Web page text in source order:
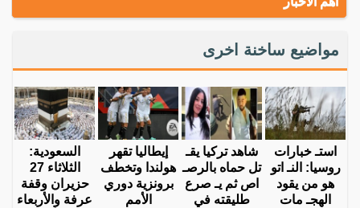
مواضيع ساخنة اخرى
استـ خبارات
روسيا: النـ اتو
هو من يقود
الهجـ مات
شاهد تركيا يقـ
تل حماه بالرصـ
اص ثم يـ صرع
طليقته في
إيطاليا تقهر
هولندا وتخطف
برونزية دوري
الأمم
السعودية:
الثلاثاء 27
حزيران وقفة
عرفة والأربعاء